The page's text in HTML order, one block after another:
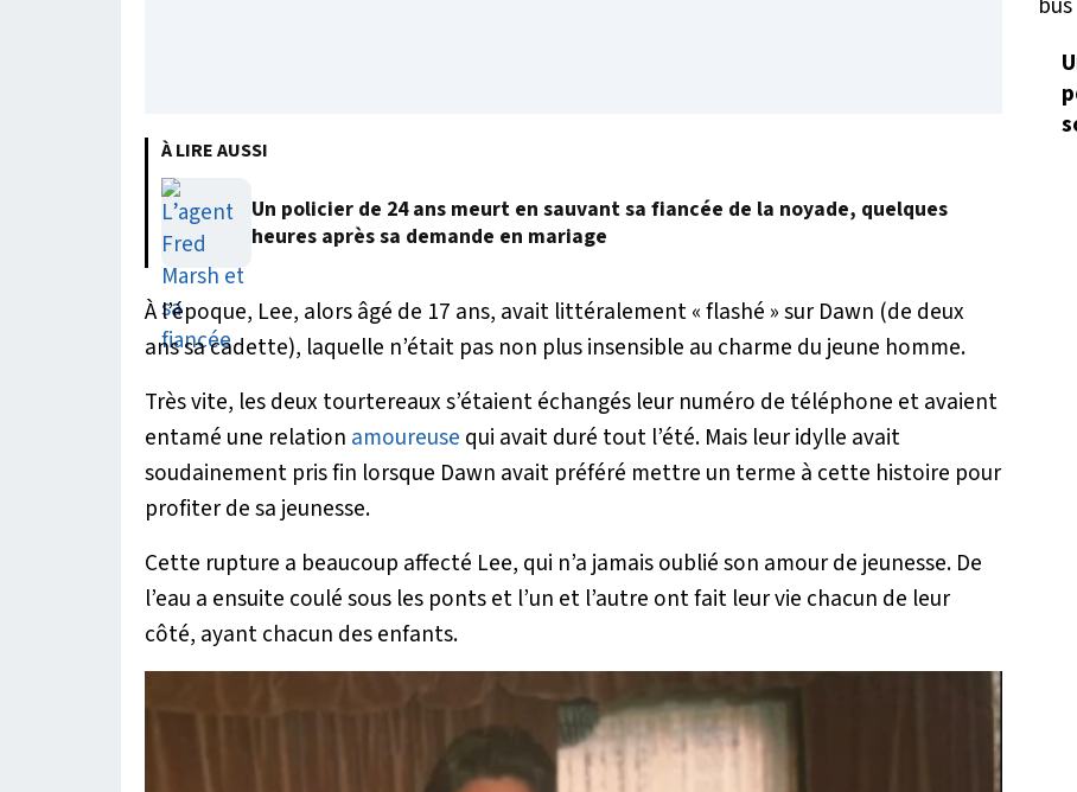
À LIRE AUSSI
Un policier de 24 ans meurt en sauvant sa fiancée de la noyade, quelques
heures après sa demande en mariage
À l’époque, Lee, alors âgé de 17 ans, avait littéralement « flashé » sur Dawn (de deux
ans sa cadette), laquelle n’était pas non plus insensible au charme du jeune homme.
Très vite, les deux tourtereaux s’étaient échangés leur numéro de téléphone et avaient
entamé une relation amoureuse qui avait duré tout l’été. Mais leur idylle avait
soudainement pris fin lorsque Dawn avait préféré mettre un terme à cette histoire pour
profiter de sa jeunesse.
Cette rupture a beaucoup affecté Lee, qui n’a jamais oublié son amour de jeunesse. De
l’eau a ensuite coulé sous les ponts et l’un et l’autre ont fait leur vie chacun de leur
côté, ayant chacun des enfants.